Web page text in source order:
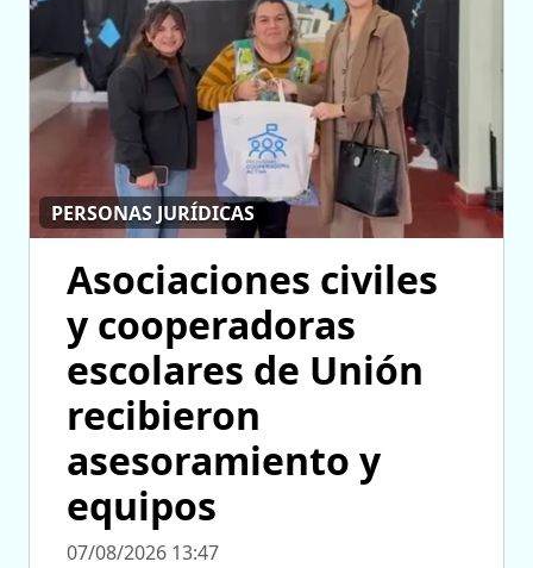
PERSONAS JURÍDICAS
Asociaciones civiles
y cooperadoras
escolares de Unión
recibieron
asesoramiento y
equipos
07/08/2026 13:47